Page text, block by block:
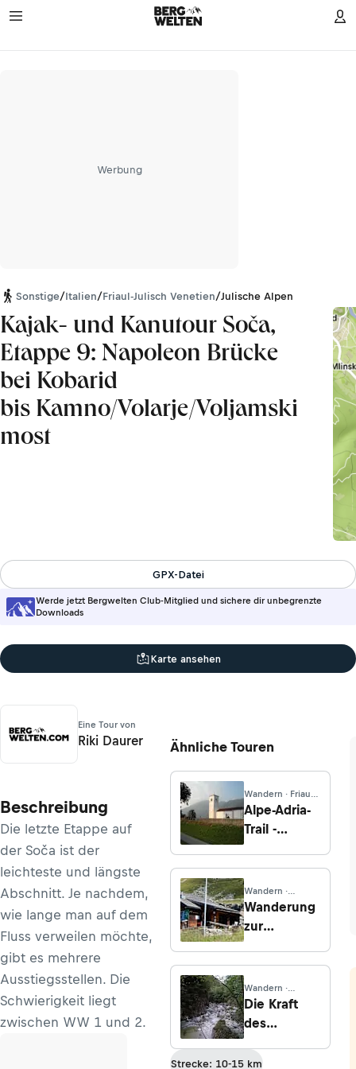
Werbung
Sonstige/Italien/Friaul-Julisch Venetien/Julische Alpen
Kajak- und Kanutour Soča,
Etappe 9: Napoleon Brücke
bei Kobarid
bis Kamno/Volarje/Voljamski
most
Werde jetzt Bergwelten Club-Mitglied und sichere dir unbegrenzte
Downloads
GPX-Datei
Karte ansehen
Eine Tour von
Riki Daurer
Beschreibung
Die letzte Etappe auf
der Soča ist der
leichteste und längste
Abschnitt. Je nachdem,
wie lange man auf dem
Fluss verweilen möchte,
gibt es mehrere
Ausstiegsstellen. Die
Schwierigkeit liegt
zwischen WW 1 und 2.
Ähnliche Touren
Wandern · Friaul-
Julisch Venetien
Alpe-Adria-
Trail -
Tolmin -
Tribil
Superiore
Wandern ·
Vorarlberg
Wanderung
zur
von Monbiel
Wandern ·
Niederösterreich
Die Kraft
des
Strecke: 10-15 km